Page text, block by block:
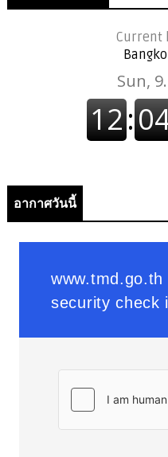
Current
อากาศวันนี้